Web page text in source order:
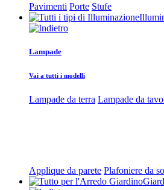
Pavimenti Porte Stufe
Lampade
Vai a tutti i modelli
Lampade da terra Lampade da
Applique da parete Plafoniere da